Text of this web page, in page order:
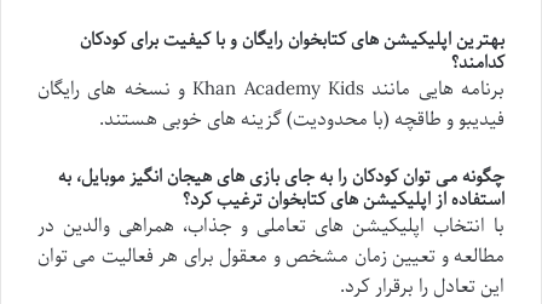
بهترین اپلیکیشن های کتابخوان رایگان و با کیفیت برای کودکان
کدامند؟
برنامه هایی مانند Khan Academy Kids و نسخه های رایگان
فیدیبو و طاقچه (با محدودیت) گزینه های خوبی هستند.
چگونه می توان کودکان را به جای بازی های هیجان انگیز موبایل، به
استفاده از اپلیکیشن های کتابخوان ترغیب کرد؟
با انتخاب اپلیکیشن های تعاملی و جذاب، همراهی والدین در
مطالعه و تعیین زمان مشخص و معقول برای هر فعالیت می توان
این تعادل را برقرار کرد.